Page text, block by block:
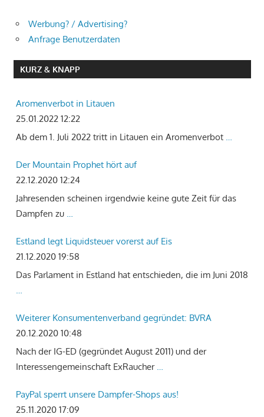
Werbung? / Advertising?
Anfrage Benutzerdaten
KURZ & KNAPP
Aromenverbot in Litauen
25.01.2022 12:22
Ab dem 1. Juli 2022 tritt in Litauen ein Aromenverbot …
Der Mountain Prophet hört auf
22.12.2020 12:24
Jahresenden scheinen irgendwie keine gute Zeit für das
Dampfen zu …
Estland legt Liquidsteuer vorerst auf Eis
21.12.2020 19:58
Das Parlament in Estland hat entschieden, die im Juni 2018
…
Weiterer Konsumentenverband gegründet: BVRA
20.12.2020 10:48
Nach der IG-ED (gegründet August 2011) und der
Interessengemeinschaft ExRaucher …
PayPal sperrt unsere Dampfer-Shops aus!
25.11.2020 17:09